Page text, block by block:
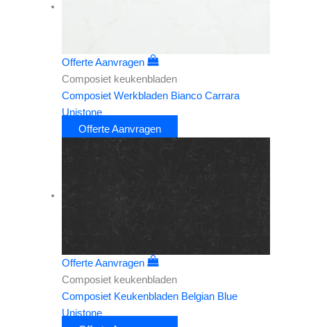
Offerte Aanvragen
Composiet keukenbladen
Composiet Werkbladen Bianco Carrara
Unistone
Offerte Aanvragen
Offerte Aanvragen
Composiet keukenbladen
Composiet Keukenbladen Belgian Blue
Unistone